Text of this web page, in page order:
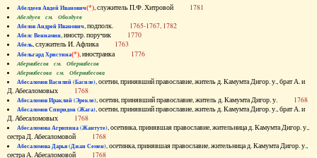
Абелдеев Авдей Иванович(*), служитель П.Ф. Хитровой 1781
Абелдуев см. Оболдуев
Абелов Андрей Иванович, подполк. 1765-1767, 1782
Абелс Вениамин, иностр. поручик 1770
Абель, служитель И. Афлика 1763
Абельгард Христина(*), иностранка 1776
Абернибесов см. Обернибесов
Абернибесова см. Обернибесова
Абесаломов Василий (Басиле), осетин, принявший православие, житель д. Камумта Дигор. у., брат А. и
Д. Абесаломовых 1768
Абесаломов Ираклий (Эрекле), осетин, принявший православие, житель д. Камумта Дигор. у. 1768
Абесаломов Спиридон (Жага), осетин, принявший православие, житель д. Камумта Дигор. у., брат А. и
Д. Абесаломовых 1768
Абесаломова Агрипина (Жантуте), осетинка, принявшая православие, жительница д. Камумта Дигор. у.,
сестра Д. Абесаломовой 1768
Абесаломова Дарья (Джан Семен), осетинка, принявшая православие, жительница д. Камумта Дигор. у.,
сестра А. Абесаломовой 1768